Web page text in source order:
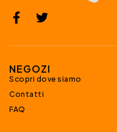
NEGOZI
Scopri dove siamo
Contatti
FAQ